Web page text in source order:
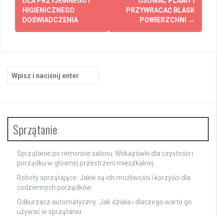
HIGIENICZNEGO
DOŚWIADCZENIA
PRZYWRACAĆ BLASK
POWIERZCHNI
→
Sprzątanie
Sprzątanie po remoncie salonu: Wskazówki dla czystości i
porządku w głównej przestrzeni mieszkalnej
Roboty sprzątające: Jakie są ich możliwości i korzyści dla
codziennych porządków
Odkurzacz automatyczny: Jak działa i dlaczego warto go
używać w sprzątaniu